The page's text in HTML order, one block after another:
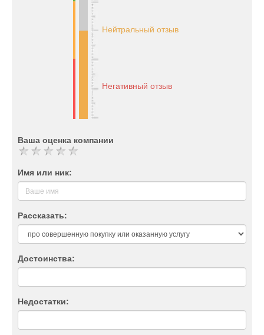
Нейтральный отзыв
Негативный отзыв
Ваша оценка компании
Имя или ник:
Рассказать:
Достоинства:
Недостатки: